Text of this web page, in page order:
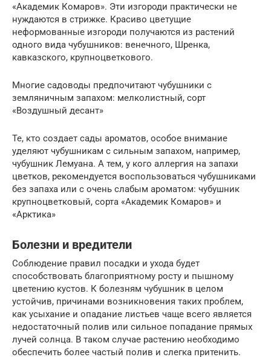
«Академик Комаров». Эти изгороди практически не
нуждаются в стрижке. Красиво цветущие
неформованные изгороди получаются из растений
одного вида чубушников: венечного, Шренка,
кавказского, крупноцветкового.
Многие садоводы предпочитают чубушники с
земляничным запахом: мелколистный, сорт
«Воздушный десант»
Те, кто создает сады ароматов, особое внимание
уделяют чубушникам с сильным запахом, например,
чубушник Лемуана. А тем, у кого аллергия на запахи
цветков, рекомендуется воспользоваться чубушниками
без запаха или с очень слабым ароматом: чубушник
крупноцветковый, сорта «Академик Комаров» и
«Арктика»
Болезни и вредители
Соблюдение правил посадки и ухода будет
способствовать благоприятному росту и пышному
цветению кустов. К болезням чубушник в целом
устойчив, причинами возникновения таких проблем,
как усыхание и опадание листьев чаще всего является
недостаточный полив или сильное попадание прямых
лучей солнца. В таком случае растению необходимо
обеспечить более частый полив и слегка притенить.